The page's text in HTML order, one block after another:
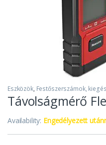
Eszközök, Festőszerszámok,
Távolságmérő
Availability: Engedélyezett